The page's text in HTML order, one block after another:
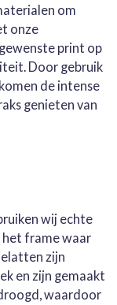
om
onze
print op
Door gebruik
de intense
genieten van
wij echte
frame waar
zijn
en zijn gemaakt
waardoor